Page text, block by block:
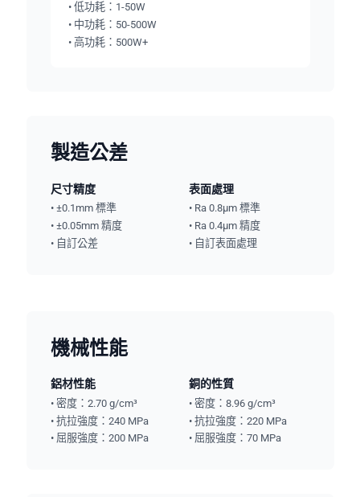
• 低功耗：1-50W
• 中功耗：50-500W
• 高功耗：500W+
製造公差
尺寸精度
• ±0.1mm 標準
• ±0.05mm 精度
• 自訂公差
表面處理
• Ra 0.8μm 標準
• Ra 0.4μm 精度
• 自訂表面處理
機械性能
鋁材性能
• 密度：2.70 g/cm³
• 抗拉強度：240 MPa
• 屈服強度：200 MPa
銅的性質
• 密度：8.96 g/cm³
• 抗拉強度：220 MPa
• 屈服強度：70 MPa